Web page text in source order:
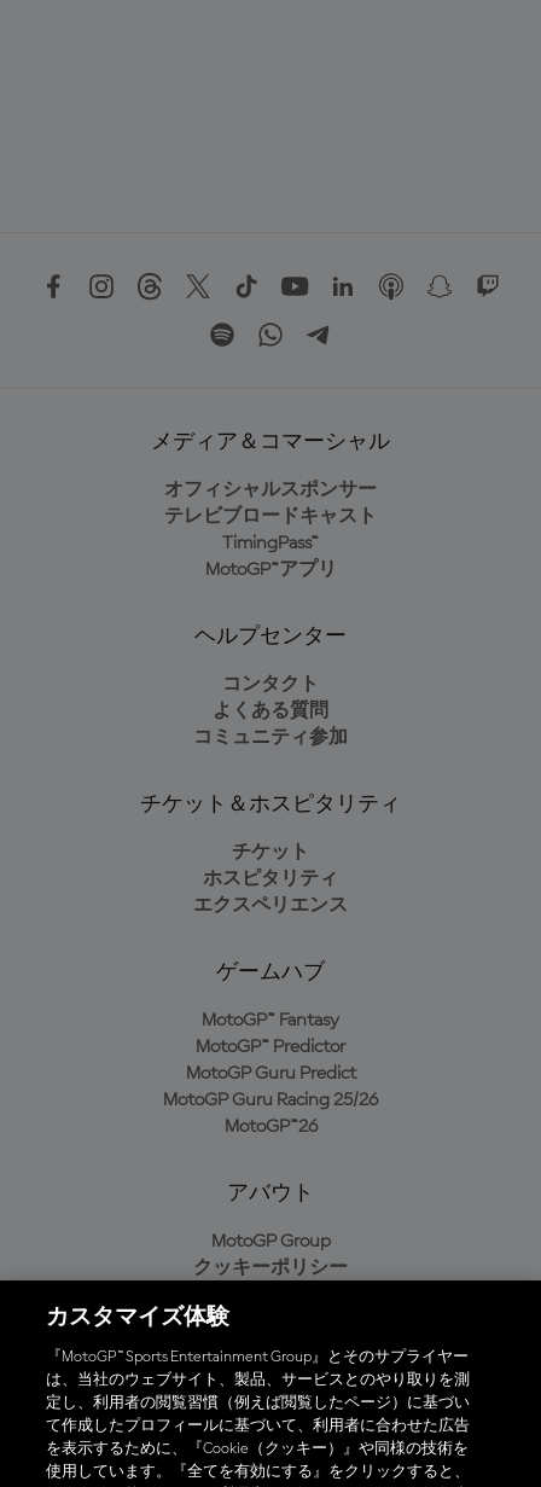
メディア＆コマーシャル
オフィシャルスポンサー
テレビブロードキャスト
TimingPass™
MotoGP™アプリ
ヘルプセンター
コンタクト
よくある質問
コミュニティ参加
チケット＆ホスピタリティ
チケット
ホスピタリティ
エクスペリエンス
ゲームハブ
MotoGP™ Fantasy
MotoGP™ Predictor
MotoGP Guru Predict
MotoGP Guru Racing 25/26
MotoGP™26
アバウト
MotoGP Group
クッキーポリシー
プライバシーポリシー
購入ポリシー
オフィシャルアプリ
カスタマイズ体験
『MotoGP™ Sports Entertainment Group』とそのサプライヤー
は、当社のウェブサイト、製品、サービスとのやり取りを測
定し、利用者の閲覧習慣（例えば閲覧したページ）に基づい
て作成したプロフィールに基づいて、利用者に合わせた広告
を表示するために、『Cookie（クッキー）』や同様の技術を
使用しています。『全てを有効にする』をクリックすると、